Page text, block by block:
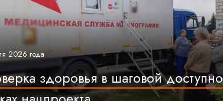
2026 года
здоровья в шаговой